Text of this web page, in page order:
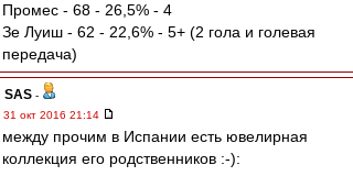
Промес - 68 - 26,5% - 4
Зе Луиш - 62 - 22,6% - 5+ (2 гола и голевая
передача)
SAS -
31 окт 2016 21:14
между прочим в Испании есть ювелирная
коллекция его родственников :-):